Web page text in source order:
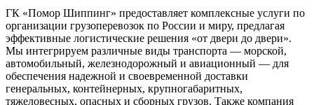
ГК «Помор Шиппинг» предоставляет комплексные услуги по
организации грузоперевозок по России и миру, предлагая
эффективные логистические решения «от двери до двери».
Мы интегрируем различные виды транспорта — морской,
автомобильный, железнодорожный и авиационный — для
обеспечения надежной и своевременной доставки
генеральных, контейнерных, крупногабаритных,
тяжеловесных, опасных и сборных грузов. Также компания